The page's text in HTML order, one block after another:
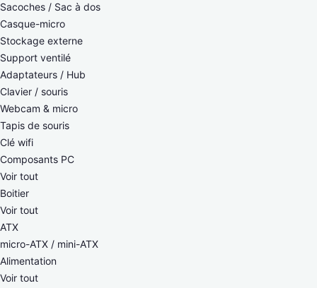
Sacoches / Sac à dos
Casque-micro
Stockage externe
Support ventilé
Adaptateurs / Hub
Clavier / souris
Webcam & micro
Tapis de souris
Clé wifi
Composants PC
Voir tout
Boitier
Voir tout
ATX
micro-ATX / mini-ATX
Alimentation
Voir tout